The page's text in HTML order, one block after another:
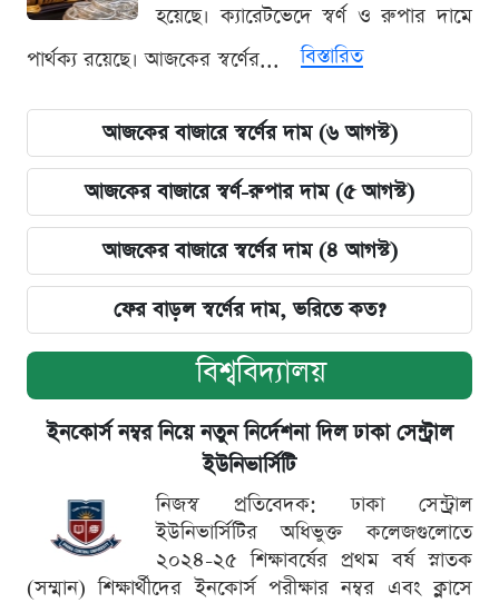
হয়েছে। ক্যারেটভেদে স্বর্ণ ও রুপার দামে
পার্থক্য রয়েছে। আজকের স্বর্ণের...
বিস্তারিত
আজকের বাজারে স্বর্ণের দাম (৬ আগস্ট)
আজকের বাজারে স্বর্ণ-রুপার দাম (৫ আগস্ট)
আজকের বাজারে স্বর্ণের দাম (৪ আগস্ট)
ফের বাড়ল স্বর্ণের দাম, ভরিতে কত?
বিশ্ববিদ্যালয়
ইনকোর্স নম্বর নিয়ে নতুন নির্দেশনা দিল ঢাকা সেন্ট্রাল
ইউনিভার্সিটি
নিজস্ব প্রতিবেদক: ঢাকা সেন্ট্রাল
ইউনিভার্সিটির অধিভুক্ত কলেজগুলোতে
২০২৪-২৫ শিক্ষাবর্ষের প্রথম বর্ষ স্নাতক
(সম্মান) শিক্ষার্থীদের ইনকোর্স পরীক্ষার নম্বর এবং ক্লাসে